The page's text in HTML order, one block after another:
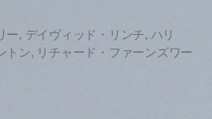
ー, デイヴィッド・リンチ, ハリ
トン, リチャード・ファーンズワー